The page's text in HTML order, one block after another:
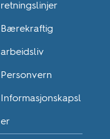
retningslinjer
Bærekraftig
arbeidsliv
Personvern
Informasjonskapsl
er